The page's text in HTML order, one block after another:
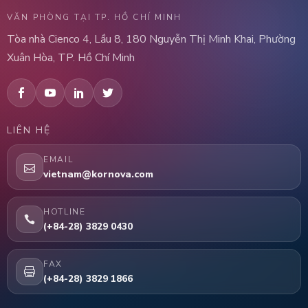
VĂN PHÒNG TẠI TP. HỒ CHÍ MINH
Tòa nhà Cienco 4, Lầu 8, 180 Nguyễn Thị Minh Khai, Phường
Xuân Hòa, TP. Hồ Chí Minh
LIÊN HỆ
EMAIL
vietnam@kornova.com
HOTLINE
(+84-28) 3829 0430
FAX
(+84-28) 3829 1866